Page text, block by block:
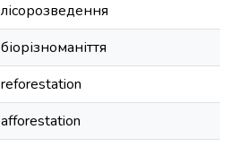
лісорозведення
біорізноманіття
reforestation
afforestation